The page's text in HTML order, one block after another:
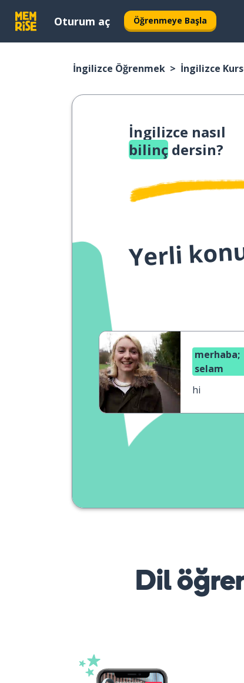
Oturum aç Öğrenmeye Başla
İngilizce Öğrenmek İngilizce
İngilizce nasıl
bilinç dersin?
Yerli
merhaba;
selam
hi
Dil